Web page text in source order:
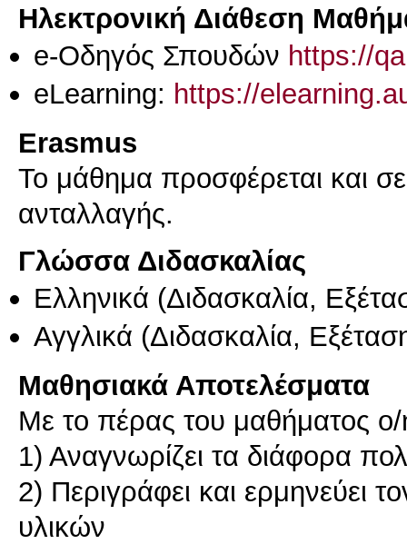
Ηλεκτρονική Διάθεση
e-Οδηγός Σπουδών https://
eLearning: https://
Erasmus
Το μάθημα προσφέρεται και
ανταλλαγής.
Γλώσσα Διδασκαλίας
Ελληνικά (Διδασκαλία,
Αγγλικά (Διδασκαλία,
Μαθησιακά Αποτελέσματα
Με το πέρας του μαθήματος ο/
1) Αναγνωρίζει τα διάφορα
2) Περιγράφει και ερμηνεύει
υλικών